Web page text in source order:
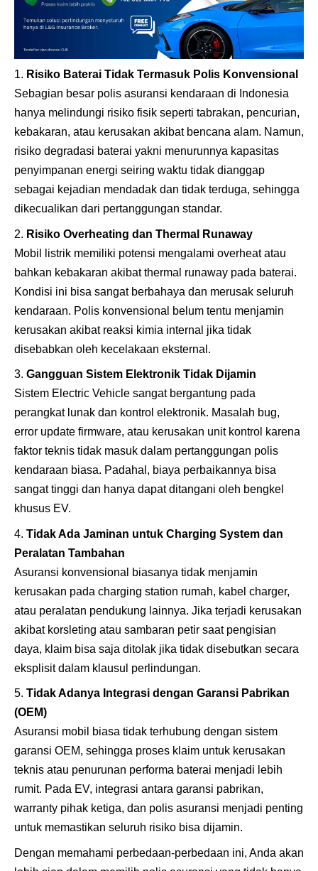
Risiko Baterai Tidak Termasuk Polis Konvensional
Sebagian besar polis asuransi kendaraan di Indonesia
hanya melindungi risiko fisik seperti tabrakan, pencurian,
kebakaran, atau kerusakan akibat bencana alam. Namun,
risiko degradasi baterai yakni menurunnya kapasitas
penyimpanan energi seiring waktu tidak dianggap
sebagai kejadian mendadak dan tidak terduga, sehingga
dikecualikan dari pertanggungan standar.
Risiko Overheating dan Thermal Runaway
Mobil listrik memiliki potensi mengalami overheat atau
bahkan kebakaran akibat thermal runaway pada baterai.
Kondisi ini bisa sangat berbahaya dan merusak seluruh
kendaraan. Polis konvensional belum tentu menjamin
kerusakan akibat reaksi kimia internal jika tidak
disebabkan oleh kecelakaan eksternal.
Gangguan Sistem Elektronik Tidak Dijamin
Sistem Electric Vehicle sangat bergantung pada
perangkat lunak dan kontrol elektronik. Masalah bug,
error update firmware, atau kerusakan unit kontrol karena
faktor teknis tidak masuk dalam pertanggungan polis
kendaraan biasa. Padahal, biaya perbaikannya bisa
sangat tinggi dan hanya dapat ditangani oleh bengkel
khusus EV.
Tidak Ada Jaminan untuk Charging System dan
Peralatan Tambahan
Asuransi konvensional biasanya tidak menjamin
kerusakan pada charging station rumah, kabel charger,
atau peralatan pendukung lainnya. Jika terjadi kerusakan
akibat korsleting atau sambaran petir saat pengisian
daya, klaim bisa saja ditolak jika tidak disebutkan secara
eksplisit dalam klausul perlindungan.
Tidak Adanya Integrasi dengan Garansi Pabrikan
(OEM)
Asuransi mobil biasa tidak terhubung dengan sistem
garansi OEM, sehingga proses klaim untuk kerusakan
teknis atau penurunan performa baterai menjadi lebih
rumit. Pada EV, integrasi antara garansi pabrikan,
warranty pihak ketiga, dan polis asuransi menjadi penting
untuk memastikan seluruh risiko bisa dijamin.
Dengan memahami perbedaan-perbedaan ini, Anda akan